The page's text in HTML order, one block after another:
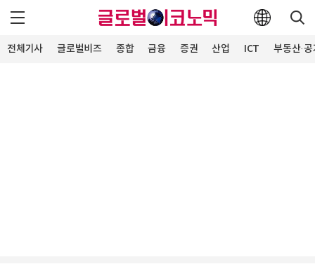
전체기사 글로벌비즈 종합 금융 증권 산업 ICT 부동산·